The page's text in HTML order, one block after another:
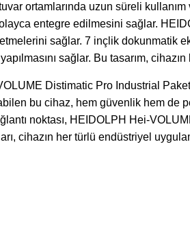
ortamlarında uzun süreli
entegre edilmesini sağlar.
sağlar. 7 inçlik
sağlar. Bu tasarım,
Distimatic Pro Industrial
bu cihaz, hem güvenlik hem de
noktası, HEIDOLPH Hei-
cihazın her türlü endüstriyel